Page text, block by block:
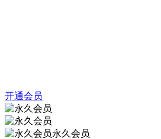
开通会员
永久会员